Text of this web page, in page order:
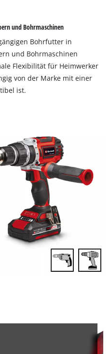
und Bohrmaschinen
Bohrfutter in
und Bohrmaschinen
Flexibilität für Heimwerker
von der Marke mit einer
ist.